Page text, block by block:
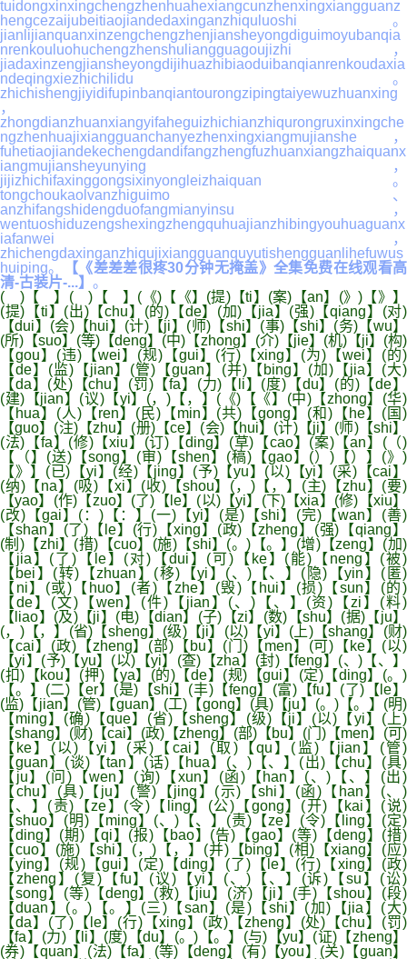
tuidongxinxingchengzhenhuahexiangcunzhenxingxiangguanz
hengcezaijubeitiaojiandedaxinganzhiquluoshi。
jianlijianquanxinzengchengzhenjiansheyongdiguimoyubanqia
nrenkouluohuchengzhenshuliangguagoujizhi，
jiadaxinzengjiansheyongdijihuazhibiaoduibanqianrenkoudaxia
ndeqingxiezhichilidu。
zhichishengjiyidifupinbanqiantourongzipingtaiyewuzhuanxing
，
zhongdianzhuanxiangyifaheguizhichianzhiqurongruxinxingche
ngzhenhuajixiangguanchanyezhenxingxiangmujianshe，
fuhetiaojiandekechengdandifangzhengfuzhuanxiangzhaiquanx
iangmujiansheyunying，
jijizhichifaxinggongsixinyongleizhaiquan。
tongchoukaolvanzhiguimo、
anzhifangshidengduofangmianyinsu，
wentuoshiduzengshexingzhengquhuajianzhibingyouhuaguanx
iafanwei，
zhichengdaxinganzhiqujixiangguanquyutishengguanlihefuwus
huiping。
【《差差差很疼30分钟无掩盖》全集免费在线观看高
清-古装片-...】 。
( )【 】( )【 】(《)【《】(提)【ti】(案)【an】(》)【》】
(提)【ti】(出)【chu】(的)【de】(加)【jia】(强)【qiang】(对)
【dui】(会)【hui】(计)【ji】(师)【shi】(事)【shi】(务)【wu】
(所)【suo】(等)【deng】(中)【zhong】(介)【jie】(机)【ji】(构)
【gou】(违)【wei】(规)【gui】(行)【xing】(为)【wei】(的)
【de】(监)【jian】(管)【guan】(并)【bing】(加)【jia】(大)
【da】(处)【chu】(罚)【fa】(力)【li】(度)【du】(的)【de】
(建)【jian】(议)【yi】(，)【，】(《)【《】(中)【zhong】(华)
【hua】(人)【ren】(民)【min】(共)【gong】(和)【he】(国)
【guo】(注)【zhu】(册)【ce】(会)【hui】(计)【ji】(师)【shi】
(法)【fa】(修)【xiu】(订)【ding】(草)【cao】(案)【an】(（)
【（】(送)【song】(审)【shen】(稿)【gao】(）)【）】(》)
【》】(已)【yi】(经)【jing】(予)【yu】(以)【yi】(采)【cai】
(纳)【na】(吸)【xi】(收)【shou】(，)【，】(主)【zhu】(要)
【yao】(作)【zuo】(了)【le】(以)【yi】(下)【xia】(修)【xiu】
(改)【gai】(：)【：】(一)【yi】(是)【shi】(完)【wan】(善)
【shan】(了)【le】(行)【xing】(政)【zheng】(强)【qiang】
(制)【zhi】(措)【cuo】(施)【shi】(。)【。】(增)【zeng】(加)
【jia】(了)【le】(对)【dui】(可)【ke】(能)【neng】(被)
【bei】(转)【zhuan】(移)【yi】(、)【、】(隐)【yin】(匿)
【ni】(或)【huo】(者)【zhe】(毁)【hui】(损)【sun】(的)
【de】(文)【wen】(件)【jian】(、)【、】(资)【zi】(料)
【liao】(及)【ji】(电)【dian】(子)【zi】(数)【shu】(据)【ju】
(，)【，】(省)【sheng】(级)【ji】(以)【yi】(上)【shang】(财)
【cai】(政)【zheng】(部)【bu】(门)【men】(可)【ke】(以)
【yi】(予)【yu】(以)【yi】(查)【zha】(封)【feng】(、)【、】
(扣)【kou】(押)【ya】(的)【de】(规)【gui】(定)【ding】(。)
【。】(二)【er】(是)【shi】(丰)【feng】(富)【fu】(了)【le】
(监)【jian】(管)【guan】(工)【gong】(具)【ju】(。)【。】(明)
【ming】(确)【que】(省)【sheng】(级)【ji】(以)【yi】(上)
【shang】(财)【cai】(政)【zheng】(部)【bu】(门)【men】(可)
【ke】(以)【yi】(采)【cai】(取)【qu】(监)【jian】(管)
【guan】(谈)【tan】(话)【hua】(、)【、】(出)【chu】(具)
【ju】(问)【wen】(询)【xun】(函)【han】(、)【、】(出)
【chu】(具)【ju】(警)【jing】(示)【shi】(函)【han】(、)
【、】(责)【ze】(令)【ling】(公)【gong】(开)【kai】(说)
【shuo】(明)【ming】(、)【、】(责)【ze】(令)【ling】(定)
【ding】(期)【qi】(报)【bao】(告)【gao】(等)【deng】(措)
【cuo】(施)【shi】(，)【，】(并)【bing】(相)【xiang】(应)
【ying】(规)【gui】(定)【ding】(了)【le】(行)【xing】(政)
【zheng】(复)【fu】(议)【yi】(、)【、】(诉)【su】(讼)
【song】(等)【deng】(救)【jiu】(济)【ji】(手)【shou】(段)
【duan】(。)【。】(三)【san】(是)【shi】(加)【jia】(大)
【da】(了)【le】(行)【xing】(政)【zheng】(处)【chu】(罚)
【fa】(力)【li】(度)【du】(。)【。】(与)【yu】(证)【zheng】
(券)【quan】(法)【fa】(等)【deng】(有)【you】(关)【guan】